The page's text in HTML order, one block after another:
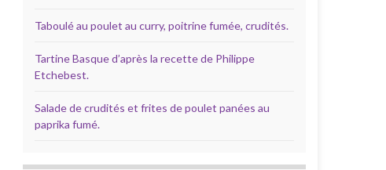
Taboulé au poulet au curry, poitrine fumée, crudités.
Tartine Basque d’après la recette de Philippe
Etchebest.
Salade de crudités et frites de poulet panées au
paprika fumé.